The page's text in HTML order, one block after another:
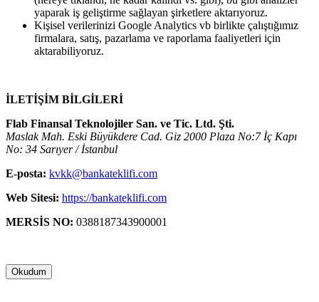
yaparak iş geliştirme sağlayan şirketlere aktarıyoruz.
Kişisel verilerinizi Google Analytics vb birlikte çalıştığımız
firmalara, satış, pazarlama ve raporlama faaliyetleri için
aktarabiliyoruz.
İLETİŞİM BİLGİLERİ
Flab Finansal Teknolojiler San. ve Tic. Ltd. Şti.
Maslak Mah. Eski Büyükdere Cad. Giz 2000 Plaza No:7 İç Kapı
No: 34 Sarıyer / İstanbul
E-posta: kvkk@bankateklifi.com
Web Sitesi: https://bankateklifi.com
MERSİS NO: 0388187343900001
Okudum